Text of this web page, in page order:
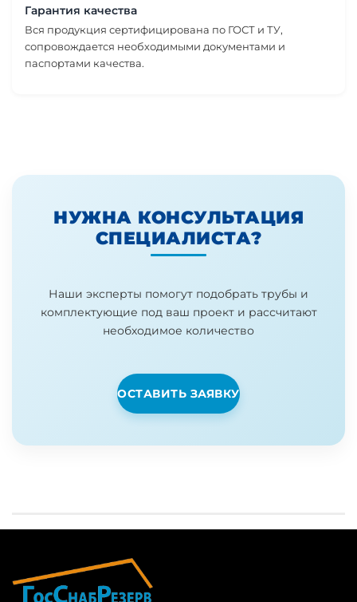
Гарантия качества
Вся продукция сертифицирована по ГОСТ и ТУ,
сопровождается необходимыми документами и
паспортами качества.
НУЖНА КОНСУЛЬТАЦИЯ
СПЕЦИАЛИСТА?
Наши эксперты помогут подобрать трубы и
комплектующие под ваш проект и рассчитают
необходимое количество
ОСТАВИТЬ ЗАЯВКУ